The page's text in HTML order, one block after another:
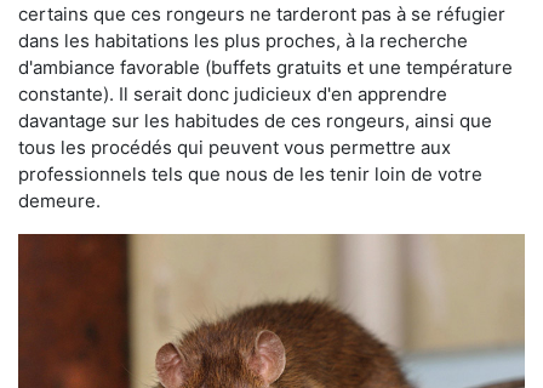
certains que ces rongeurs ne tarderont pas à se réfugier
dans les habitations les plus proches, à la recherche
d'ambiance favorable (buffets gratuits et une température
constante). Il serait donc judicieux d'en apprendre
davantage sur les habitudes de ces rongeurs, ainsi que
tous les procédés qui peuvent vous permettre aux
professionnels tels que nous de les tenir loin de votre
demeure.